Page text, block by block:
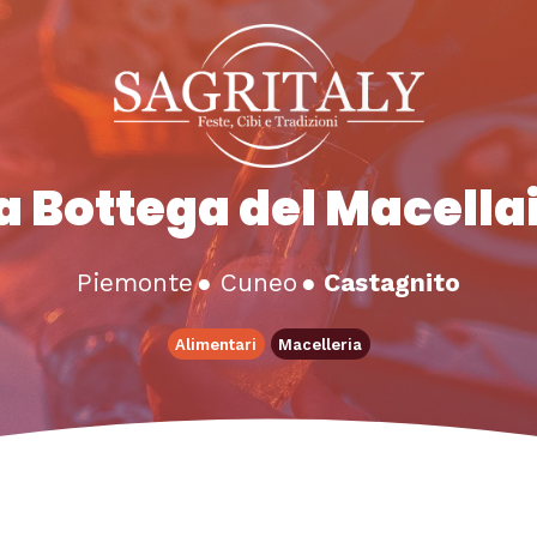
Bottega del
Piemonte●Cuneo ● Castagnito
Alimentari Macelleria